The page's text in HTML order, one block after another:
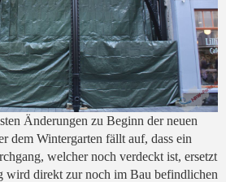
Änderungen zu Beginn der neuen
dem Wintergarten fällt auf, dass ein
welcher noch verdeckt ist, ersetzt
wird direkt zur noch im Bau befindlichen